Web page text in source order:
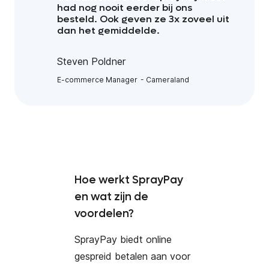
had nog nooit eerder bij ons
besteld. Ook geven ze 3x zoveel uit
dan het gemiddelde.
Steven Poldner
E-commerce Manager Cameraland
Hoe werkt SprayPay
en wat zijn de
voordelen?
SprayPay biedt online
gespreid betalen aan voor